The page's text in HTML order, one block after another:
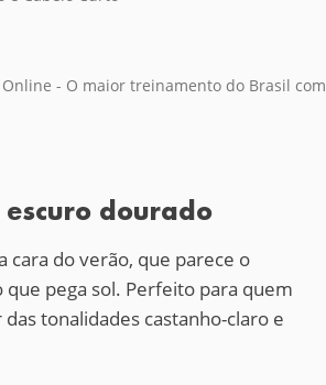
dourado
cara do verão, que parece o
que pega sol. Perfeito para quem
tonalidades castanho-claro e